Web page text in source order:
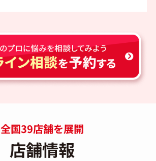
全国39店舗を展開
店舗情報